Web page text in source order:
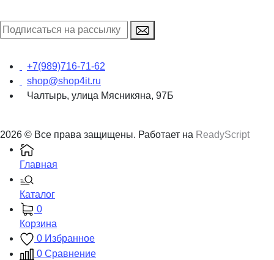
+7(989)716-71-62
shop@shop4it.ru
Чалтырь, улица Мясникяна, 97Б
2026 © Все права защищены. Работает на ReadyScript
Главная
Каталог
0
Корзина
0 Избранное
0 Сравнение